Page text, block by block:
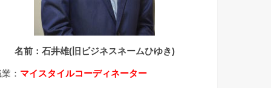
名前：石井雄(旧ビジネスネームひゆき)
： マイスタイルコーディネーター